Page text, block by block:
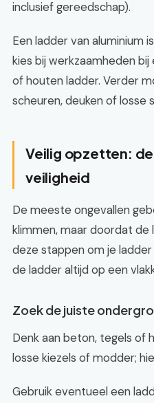
inclusief gereedschap).
Een ladder van aluminium
kies bij werkzaamheden
of houten ladder. Verder
scheuren, deuken of losse
Veilig opzetten: de
veiligheid
De meeste ongevallen
klimmen, maar doordat de
deze stappen om je
de ladder altijd op een
Zoek de juiste
Denk aan beton, tegels of
losse kiezels of modder;
Gebruik eventueel een